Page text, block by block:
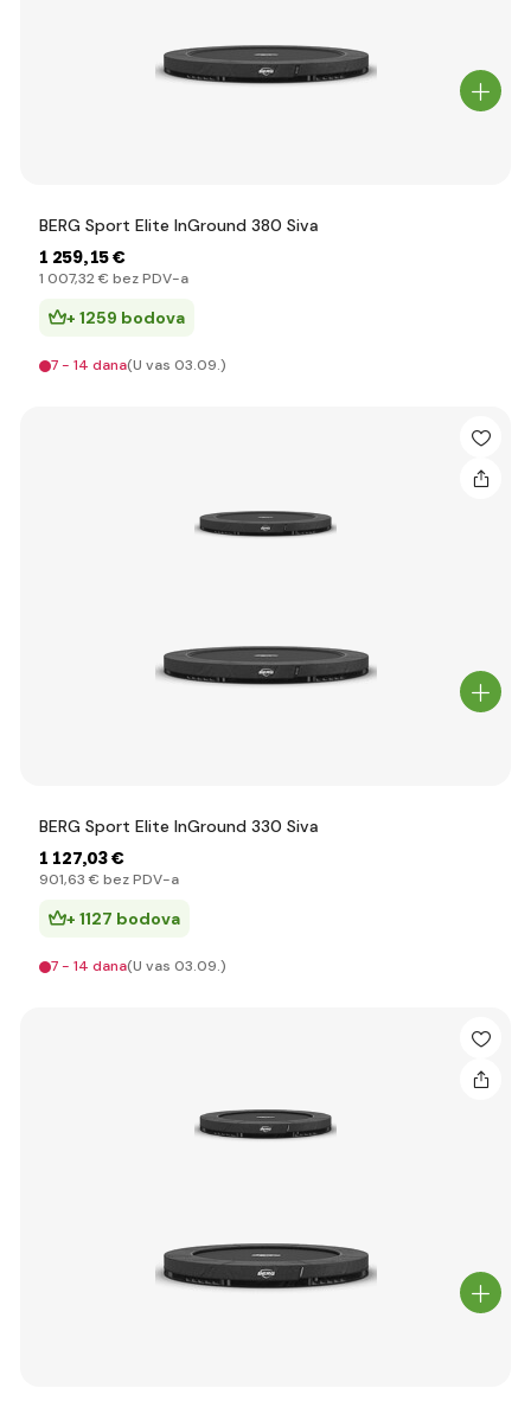
BERG Sport Elite InGround 380 Siva
1 259,15 €
1 007,32 € bez PDV-a
+ 1259 bodova
7 - 14 dana(U vas 03.09.)
BERG Sport Elite InGround 330 Siva
1 127,03 €
901,63 € bez PDV-a
+ 1127 bodova
7 - 14 dana(U vas 03.09.)